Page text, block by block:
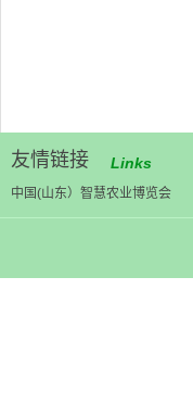
友情链接 Links
中国(山东）智慧农业博览会